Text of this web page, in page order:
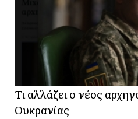
Τι αλλάζει ο νέος
Ουκρανίας